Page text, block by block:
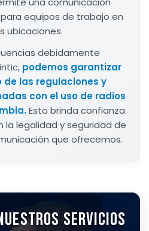
equipos de trabajo en
ubicaciones.
debidamente
podemos garantizar
las regulaciones y
con el uso de radios
Esto brinda confianza
la legalidad y seguridad de
que ofrecemos.
SERVICIOS